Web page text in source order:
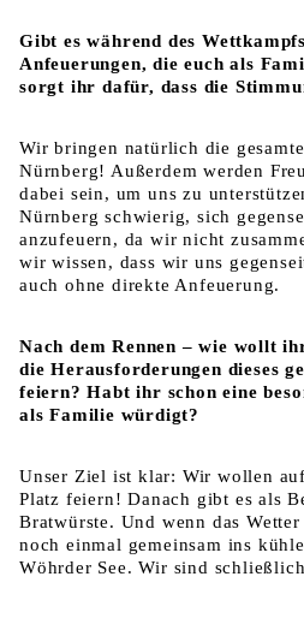
Gibt es während des
Anfeuerungen, die euch als
sorgt ihr dafür, dass die
Wir bringen natürlich die
Nürnberg! Außerdem werden
dabei sein, um uns zu
Nürnberg schwierig, sich
anzufeuern, da wir nicht
wir wissen, dass wir uns
auch ohne direkte Anfeuerung.
Nach dem Rennen – wie wollt
die Herausforderungen dieses
feiern? Habt ihr schon eine
als Familie würdigt?
Unser Ziel ist klar: Wir wollen
Platz feiern! Danach gibt es als
Bratwürste. Und wenn das
noch einmal gemeinsam ins
Wöhrder See. Wir sind